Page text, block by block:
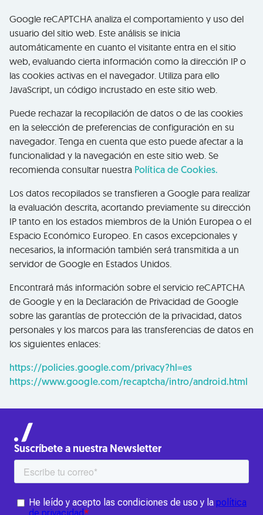
Google reCAPTCHA analiza el comportamiento y uso del
usuario del sitio web. Este análisis se inicia
automáticamente en cuanto el visitante entra en el sitio
web, evaluando cierta información como la dirección IP o
las cookies activas en el navegador. Utiliza para ello
JavaScript, un código incrustado en este sitio web.
Puede rechazar la recopilación de datos o de las cookies
en la selección de preferencias de configuración en su
navegador. Tenga en cuenta que esto puede afectar a la
funcionalidad y la navegación en este sitio web. Se
recomienda consultar nuestra Política de Cookies.
Los datos recopilados se transfieren a Google para realizar
la evaluación descrita, acortando previamente su dirección
IP tanto en los estados miembros de la Unión Europea o el
Espacio Económico Europeo. En casos excepcionales y
necesarios, la información también será transmitida a un
servidor de Google en Estados Unidos.
Encontrará más información sobre el servicio reCAPTCHA
de Google y en la Declaración de Privacidad de Google
sobre las garantías de protección de la privacidad, datos
personales y los marcos para las transferencias de datos en
los siguientes enlaces:
https://policies.google.com/privacy?hl=es
https://www.google.com/recaptcha/intro/android.html
Suscríbete a nuestra Newsletter